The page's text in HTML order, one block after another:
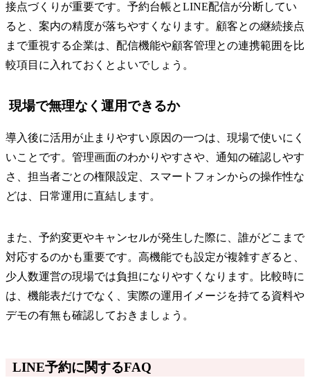
接点づくりが重要です。予約台帳とLINE配信が分断してい
ると、案内の精度が落ちやすくなります。顧客との継続接点
まで重視する企業は、配信機能や顧客管理との連携範囲を比
較項目に入れておくとよいでしょう。
現場で無理なく運用できるか
導入後に活用が止まりやすい原因の一つは、現場で使いにく
いことです。管理画面のわかりやすさや、通知の確認しやす
さ、担当者ごとの権限設定、スマートフォンからの操作性な
どは、日常運用に直結します。
また、予約変更やキャンセルが発生した際に、誰がどこまで
対応するのかも重要です。高機能でも設定が複雑すぎると、
少人数運営の現場では負担になりやすくなります。比較時に
は、機能表だけでなく、実際の運用イメージを持てる資料や
デモの有無も確認しておきましょう。
LINE予約に関するFAQ